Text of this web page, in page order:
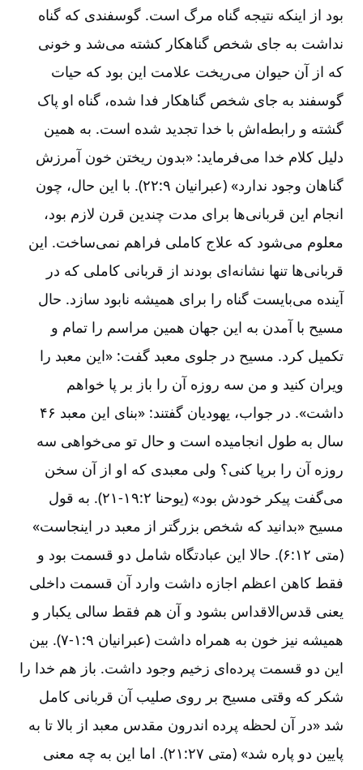
بود از اینکه نتیجه گناه مرگ است. گوسفندی که گناه
نداشت به جای شخص گناهکار کشته می‌‌شد و خونی
که از آن حیوان می‌‌ریخت علامت این بود که حیات
گوسفند به جای شخص گناهکار فدا شده، گناه او پاک
گشته و رابطه‌‌اش با خدا تجدید شده است. به همین
دلیل کلام خدا می‌‌فرماید: «بدون ریختن خون آمرزش
گناهان وجود ندارد» (عبرانیان ۹‏:‏۲۲). با این حال، چون
انجام این قربانی‌‌ها برای مدت چندین قرن لازم بود،
معلوم می‌‌شود که علاج کاملی فراهم نمی‌‌ساخت. این
قربانی‌‌ها تنها نشانه‌‌ای بودند از قربانی کاملی که در
آینده می‌‌بایست گناه را برای همیشه نابود سازد. حال
مسیح با آمدن به این جهان همین مراسم را تمام و
تکمیل کرد. مسیح در جلوی معبد گفت: «این معبد را
ویران کنید و من سه روزه آن را باز بر پا خواهم
داشت». در جواب، یهودیان گفتند: «بنای این معبد ۴۶
سال به طول انجامیده است و حال تو می‌‌خواهی سه
روزه آن را برپا کنی؟ ولی معبدی که او از آن سخن
می‌‌گفت پیکر خودش بود» (یوحنا ۲‏:‏۱۹‏-‏‏‏‏۲۱). به قول
مسیح «بدانید که شخص بزرگتر از معبد در اینجاست»
(متی ۱۲‏:‏۶). حالا این عبادتگاه شامل دو قسمت بود و
فقط کاهن اعظم اجازه داشت وارد آن قسمت داخلی
یعنی قدس‌‌الاقداس بشود و آن هم فقط سالی یکبار و
همیشه نیز خون به همراه داشت (عبرانیان ۹‏:‏۱‏-‏‏‏‏۷). بین
این دو قسمت پرده‌‌ای زخیم وجود داشت. باز هم خدا را
شکر که وقتی مسیح بر روی صلیب آن قربانی کامل
شد «در آن لحظه پرده اندرون مقدس معبد از بالا تا به
پایین دو پاره شد» (متی ۲۷‏:‏۲۱). اما این به چه معنی